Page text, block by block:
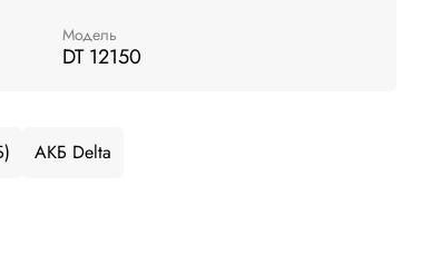
Модель
DT 12150
АКБ Delta